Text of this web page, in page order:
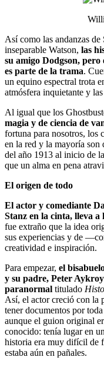
Así como las andanzas
inseparable Watson, las
su amigo Dodgson,
es parte de la trama.
un equino espectral trota
atmósfera inquietante y
Al igual que los
magia y de ciencia de
fortuna para nosotros, los
en la red y la mayoría son
del año 1913 al inicio de
que un alma en pena
El origen de todo
El actor y comediante
Stanz en la cinta, lleva a
fue extraño que la idea
sus experiencias y de
creatividad e inspiración.
Para empezar, el
y su padre, Peter
paranormal titulado
Así, el actor creció con la
tener documentos por
aunque el guion original
conocido: tenía lugar en
historia era muy difícil de
estaba aún en pañales.